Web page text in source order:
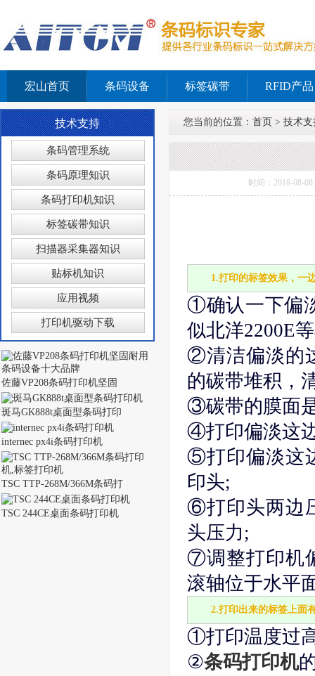
宏山首页 条码设备 标签碳带 RFID产品
技术支持
条码管理系统
条码原理知识
条码打印机知识
标签碳带知识
扫描器采集器知识
贴标机知识
应用视频
打印机驱动下载
佐藤VP208条码打印机坚固
斑马GK888t桌面型条码打印
internec px4i条码打印机
TSC TTP-268M/366M条码打
TSC 244CE桌面条码打印机
您当前的位置： 首页 > 技术支
时间：2018-08-
1.打印的标签效果，一
①确认一下偏
似北洋2200E
②清洁偏淡的
的碳带堆积，
③碳带的膜面
④打印偏淡这
⑤打印偏淡这
印头;
⑥打印头两边
头压力;
⑦调整打印机
滚轴位于水平
2.打印出来的标签上面
①打印温度过
②条码打印机